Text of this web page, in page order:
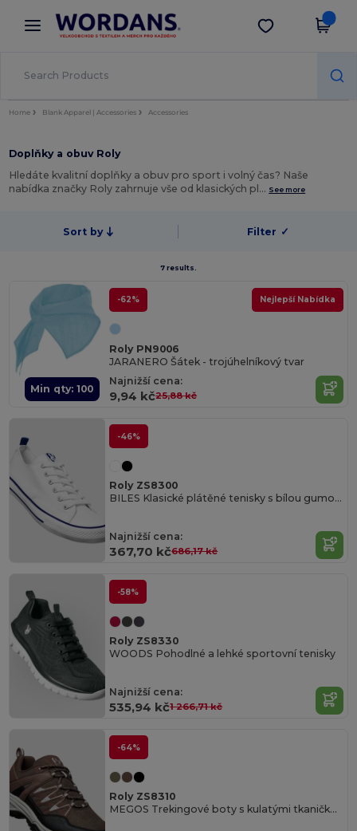
× Aplikace Wordans
Lepší ceny v aplikaci!
Stáhnout app
Home Blank Apparel | Accessories Accessories
Doplňky a obuv Roly
Hledáte kvalitní doplňky a obuv pro sport i volný čas? Naše
nabídka značky Roly zahrnuje vše od klasických pl… See more
Sort by Filter ✓
7 results.
Min qty: 100
-62% Nejlepší Nabídka
Roly PN9006
JARANERO Šátek - trojúhelníkový tvar
Najnižší cena:
9,94 kč25,88 kč
-46%
Roly ZS8300
BILES Klasické plátěné tenisky s bílou gumovou podrážkou zdobené barevnými pruhy
Najnižší cena:
367,70 kč686,17 kč
-58%
Roly ZS8330
WOODS Pohodlné a lehké sportovní tenisky
Najnižší cena:
535,94 kč1 266,71 kč
-64%
Roly ZS8310
MEGOS Trekingové boty s kulatými tkaničkami